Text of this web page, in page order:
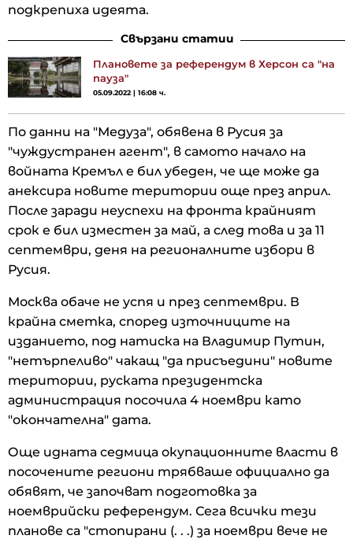
подкрепиха идеята.
Свързани статии
Плановете за референдум в Херсон са "на
пауза"
05.09.2022 | 16:08 ч.
По данни на "Медуза", обявена в Русия за
"чуждустранен агент", в самото начало на
войната Кремъл е бил убеден, че ще може да
анексира новите територии още през април.
После заради неуспехи на фронта крайният
срок е бил изместен за май, а след това и за 11
септември, деня на регионалните избори в
Русия.
Москва обаче не успя и през септември. В
крайна сметка, според източниците на
изданието, под натиска на Владимир Путин,
"нетърпеливо" чакащ "да присъедини" новите
територии, руската президентска
администрация посочила 4 ноември като
"окончателна" дата.
Още идната седмица окупационните власти в
посочените региони трябваше официално да
обявят, че започват подготовка за
ноемврийски референдум. Сега всички тези
планове са "стопирани (. . .) за ноември вече не